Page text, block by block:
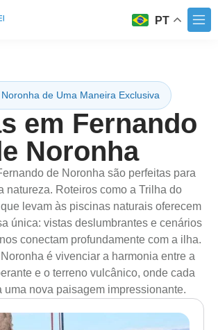
PT
de Uma Maneira Exclusiva
em Fernando
Noronha
de Noronha são perfeitas para
natureza. Roteiros como a Trilha do
levam às piscinas naturais oferecem
única: vistas deslumbrantes e cenários
conectam profundamente com a ilha.
é vivenciar a harmonia entre a
e o terreno vulcânico, onde cada
uma nova paisagem impressionante.